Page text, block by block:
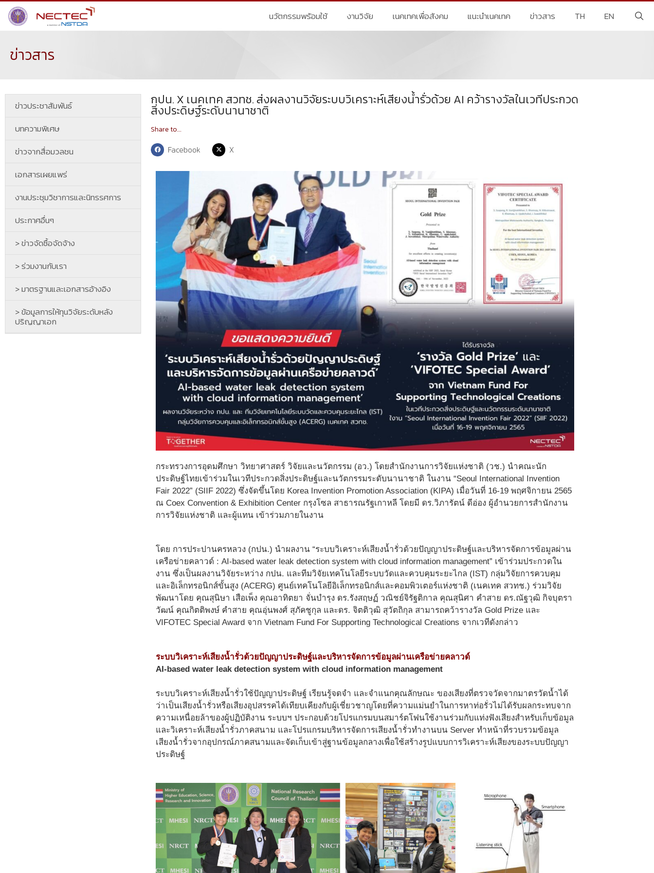
นวัตกรรมพร้อมใช้ งานวิจัย เนคเทคเพื่อสังคม แนะนำเนคเทค ข่าวสาร TH EN
ข่าวสาร
ข่าวประชาสัมพันธ์
บทความพิเศษ
ข่าวจากสื่อมวลชน
เอกสารเผยแพร่
งานประชุมวิชาการและนิทรรศการ
ประกาศอื่นๆ
> ข่าวจัดซื้อจัดจ้าง
> ร่วมงานกับเรา
> มาตรฐานและเอกสารอ้างอิง
> ข้อมูลการให้ทุนวิจัยระดับหลัง
ปริญญาเอก
กปน. X เนคเทค สวทช. ส่งผลงานวิจัยระบบวิเคราะห์เสียงน้ำรั่วด้วย AI คว้ารางวัลในเวทีประกวด
สิ่งประดิษฐ์ระดับนานาชาติ
Share to...
Facebook X
กระทรวงการอุดมศึกษา วิทยาศาสตร์ วิจัยและนวัตกรรม (อว.) โดยสำนักงานการวิจัยแห่งชาติ (วช.) นำคณะนัก
ประดิษฐ์ไทยเข้าร่วมในเวทีประกวดสิ่งประดิษฐ์และนวัตกรรมระดับนานาชาติ ในงาน “Seoul International Invention
Fair 2022” (SIIF 2022) ซึ่งจัดขึ้นโดย Korea Invention Promotion Association (KIPA) เมื่อวันที่ 16-19 พฤศจิกายน 2565
ณ Coex Convention & Exhibition Center กรุงโซล สาธารณรัฐเกาหลี โดยมี ดร.วิภารัตน์ ดีอ่อง ผู้อำนวยการสำนักงาน
การวิจัยแห่งชาติ และผู้แทน เข้าร่วมภายในงาน
โดย การประปานครหลวง (กปน.) นำผลงาน “ระบบวิเคราะห์เสียงน้ำรั่วด้วยปัญญาประดิษฐ์และบริหารจัดการข้อมูลผ่าน
เครือข่ายคลาวด์ : AI-based water leak detection system with cloud information management” เข้าร่วมประกวดใน
งาน ซึ่งเป็นผลงานวิจัยระหว่าง กปน. และทีมวิจัยเทคโนโลยีระบบวัดและควบคุมระยะไกล (IST) กลุ่มวิจัยการควบคุม
และอิเล็กทรอนิกส์ขั้นสูง (ACERG) ศูนย์เทคโนโลยีอิเล็กทรอนิกส์และคอมพิวเตอร์แห่งชาติ (เนคเทค สวทช.) ร่วมวิจัย
พัฒนาโดย คุณสุนิษา เสือเพ็ง คุณอาทิตยา จั่นบำรุง ดร.รังสฤษฏ์ วณิชย์จิรัฐติกาล คุณสุนิศา คำสาย ดร.ณัฐวุฒิ กิจบุตรา
วัฒน์ คุณกิตติพงษ์ คำสาย คุณอุ่นพงศ์ สุภัคชูกุล และดร. จิตติวุฒิ สุวัตถิกุล สามารถคว้ารางวัล Gold Prize และ
VIFOTEC Special Award จาก Vietnam Fund For Supporting Technological Creations จากเวทีดังกล่าว
ระบบวิเคราะห์เสียงน้ำรั่วด้วยปัญญาประดิษฐ์และบริหารจัดการข้อมูลผ่านเครือข่ายคลาวด์
AI-based water leak detection system with cloud information management
ระบบวิเคราะห์เสียงน้ำรั่วใช้ปัญญาประดิษฐ์ เรียนรู้จดจํา และจําแนกคุณลักษณะ ของเสียงที่ตรวจวัดจากมาตรวัดน้ำได้
ว่าเป็นเสียงน้ำรั่วหรือเสียงอุปสรรคได้เทียบเคียงกับผู้เชี่ยวชาญโดยที่ความแม่นยําในการหาท่อรั่วไม่ได้รับผลกระทบจาก
ความเหนื่อยล้าของผู้ปฏิบัติงาน ระบบฯ ประกอบด้วยโปรแกรมบนสมาร์ตโฟนใช้งานร่วมกับแท่งฟังเสียงสําหรับเก็บข้อมูล
และวิเคราะห์เสียงน้ำรั่วภาคสนาม และโปรแกรมบริหารจัดการเสียงน้ำรั่วทํางานบน Server ทําหน้าที่รวบรวมข้อมูล
เสียงน้ำรั่วจากอุปกรณ์ภาคสนามและจัดเก็บเข้าสู่ฐานข้อมูลกลางเพื่อใช้สร้างรูปแบบการวิเคราะห์เสียงของระบบปัญญา
ประดิษฐ์